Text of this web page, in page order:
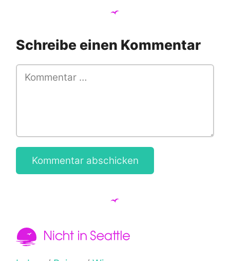
Schreibe einen Kommentar
Kommentar
Name
E-Mail
Website (optional)
Kommentar abschicken
Nicht in Seattle